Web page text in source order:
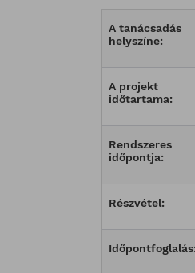
A tanácsadás
helyszíne:
A projekt
időtartama:
Rendszeres
időpontja:
Részvétel: